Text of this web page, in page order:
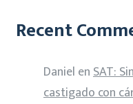
Recent
Daniel enSAT:
castigado con